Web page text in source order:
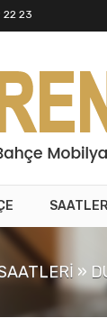
22 23
SAATLER
»